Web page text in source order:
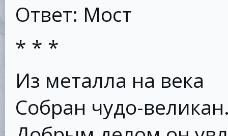
Ответ: Мост
* * *
Из металла на века
Собран чудо-